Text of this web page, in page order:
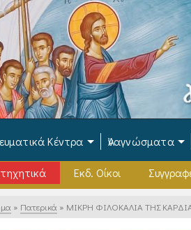
Κέντρα Ἀναγνώσματα
Εκδ. Οίκοι
» Πατερικά » ΜΙΚΡΗ ΦΙΛΟΚΑΛΙΑ ΤΗΣ